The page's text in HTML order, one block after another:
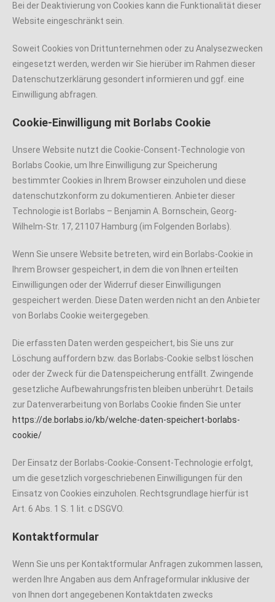
Bei der Deaktivierung von Cookies kann die Funktionalität dieser
Website eingeschränkt sein.
Soweit Cookies von Drittunternehmen oder zu Analysezwecken
eingesetzt werden, werden wir Sie hierüber im Rahmen dieser
Datenschutzerklärung gesondert informieren und ggf. eine
Einwilligung abfragen.
Cookie-Einwilligung mit Borlabs Cookie
Unsere Website nutzt die Cookie-Consent-Technologie von
Borlabs Cookie, um Ihre Einwilligung zur Speicherung
bestimmter Cookies in Ihrem Browser einzuholen und diese
datenschutzkonform zu dokumentieren. Anbieter dieser
Technologie ist Borlabs – Benjamin A. Bornschein, Georg-
Wilhelm-Str. 17, 21107 Hamburg (im Folgenden Borlabs).
Wenn Sie unsere Website betreten, wird ein Borlabs-Cookie in
Ihrem Browser gespeichert, in dem die von Ihnen erteilten
Einwilligungen oder der Widerruf dieser Einwilligungen
gespeichert werden. Diese Daten werden nicht an den Anbieter
von Borlabs Cookie weitergegeben.
Die erfassten Daten werden gespeichert, bis Sie uns zur
Löschung auffordern bzw. das Borlabs-Cookie selbst löschen
oder der Zweck für die Datenspeicherung entfällt. Zwingende
gesetzliche Aufbewahrungsfristen bleiben unberührt. Details
zur Datenverarbeitung von Borlabs Cookie finden Sie unter
https://de.borlabs.io/kb/welche-daten-speichert-borlabs-
cookie/
Der Einsatz der Borlabs-Cookie-Consent-Technologie erfolgt,
um die gesetzlich vorgeschriebenen Einwilligungen für den
Einsatz von Cookies einzuholen. Rechtsgrundlage hierfür ist
Art. 6 Abs. 1 S. 1 lit. c DSGVO.
Kontaktformular
Wenn Sie uns per Kontaktformular Anfragen zukommen lassen,
werden Ihre Angaben aus dem Anfrageformular inklusive der
von Ihnen dort angegebenen Kontaktdaten zwecks